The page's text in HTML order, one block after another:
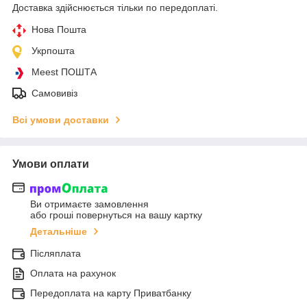
Доставка здійснюється тільки по передоплаті.
Нова Пошта
Укрпошта
Meest ПОШТА
Самовивіз
Всі умови доставки
Умови оплати
Ви отримаєте замовлення
або гроші повернуться на вашу картку
Детальніше
Післяплата
Оплата на рахунок
Передоплата на карту Приватбанку